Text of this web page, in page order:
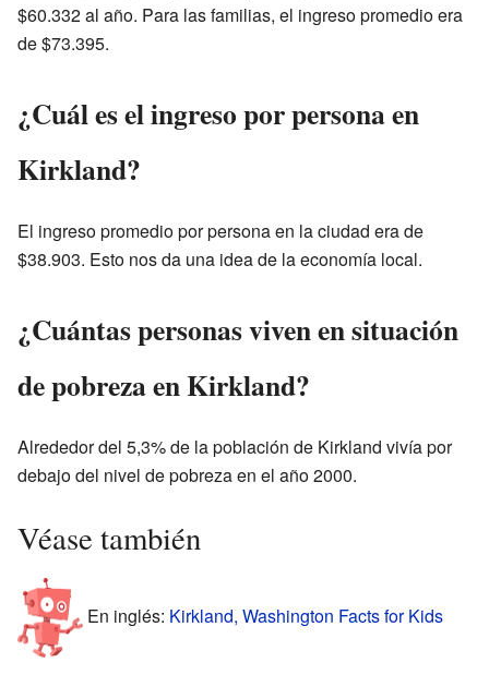
$60.332 al año. Para las familias, el ingreso promedio era
de $73.395.
¿Cuál es el ingreso por persona en
Kirkland?
El ingreso promedio por persona en la ciudad era de
$38.903. Esto nos da una idea de la economía local.
¿Cuántas personas viven en situación
de pobreza en Kirkland?
Alrededor del 5,3% de la población de Kirkland vivía por
debajo del nivel de pobreza en el año 2000.
Véase también
En inglés: Kirkland, Washington Facts for Kids